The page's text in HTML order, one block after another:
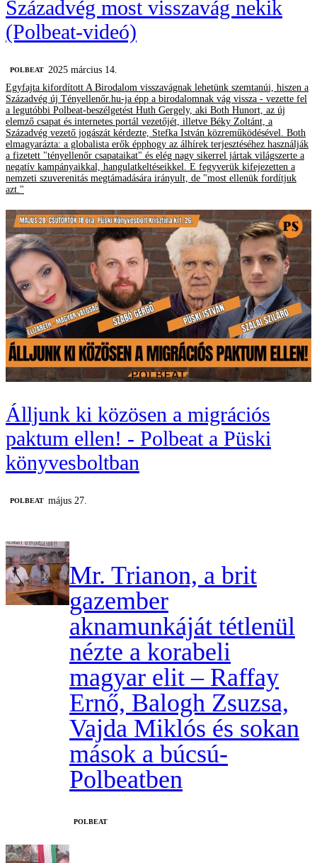
Századvég most visszavág nekik
(Polbeat-videó)
‎POLBEAT
2025 március 14.
Egyfajta kifordított A Birodalom visszavágnak lehetünk szemtanúi, hiszen a
Századvég új Tényellenőr.hu-ja épp a birodalomnak vág vissza - vezette fel
a legutóbbi Polbeat-beszélgetést Huth Gergely, aki Both Hunort, az új
elemző csapat és internetes portál vezetőjét, illetve Béky Zoltánt, a
Századvég vezető jogászát kérdezte, Stefka István közreműködésével. Both
elmagyarázta: a globalista erők épphogy az álhírek terjesztéséhez használják
a fizetett "tényellenőr csapataikat" és elég nagy sikerrel jártak világszerte a
negatív kampányaikkal, hangulatkeltéseikkel. E fegyverük kifejezetten a
nemzeti szuverenitás megtámadására irányult, de "most ellenük fordítjuk
azt."
Álljunk ki közösen a migrációs
paktum ellen! - Polbeat a Püski
könyvesboltban
‎POLBEAT május 27.
Mr. Trianon, a brit
gazember
aknamunkáját tétlenül
nézte a korabeli
magyar elit – Raffay
Ernő, Balogh Zsuzsa,
Vajda Miklós és sokan
mások a búcsú-
Polbeatben
‎POLBEAT